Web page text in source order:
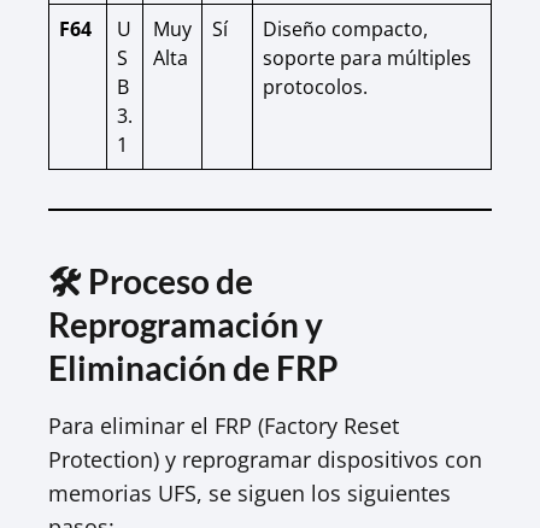
F64
U
S
B
3.
1
Muy
Alta
Sí
Diseño compacto,
soporte para múltiples
protocolos.
🛠️ Proceso de
Reprogramación y
Eliminación de FRP
Para eliminar el FRP (Factory Reset
Protection) y reprogramar dispositivos con
memorias UFS, se siguen los siguientes